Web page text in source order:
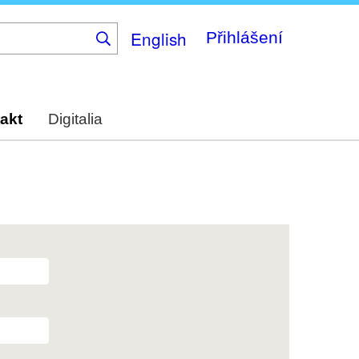
English Přihlášení
Digitalia